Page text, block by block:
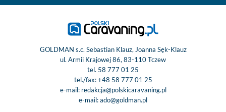
GOLDMAN s.c. Sebastian Klauz, Joanna Sęk-Klauz
ul. Armii Krajowej 86, 83-110 Tczew
tel. 58 777 01 25
tel./fax:+48 58 777 01 25
e-mail: redakcja@polskicaravaning.pl
e-mail:ado@goldman.pl